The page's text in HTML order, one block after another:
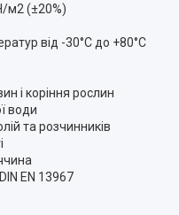
м2 (±20%)
від -30°С до +80°С
і коріння рослин
води
та розчинників
EN 13967